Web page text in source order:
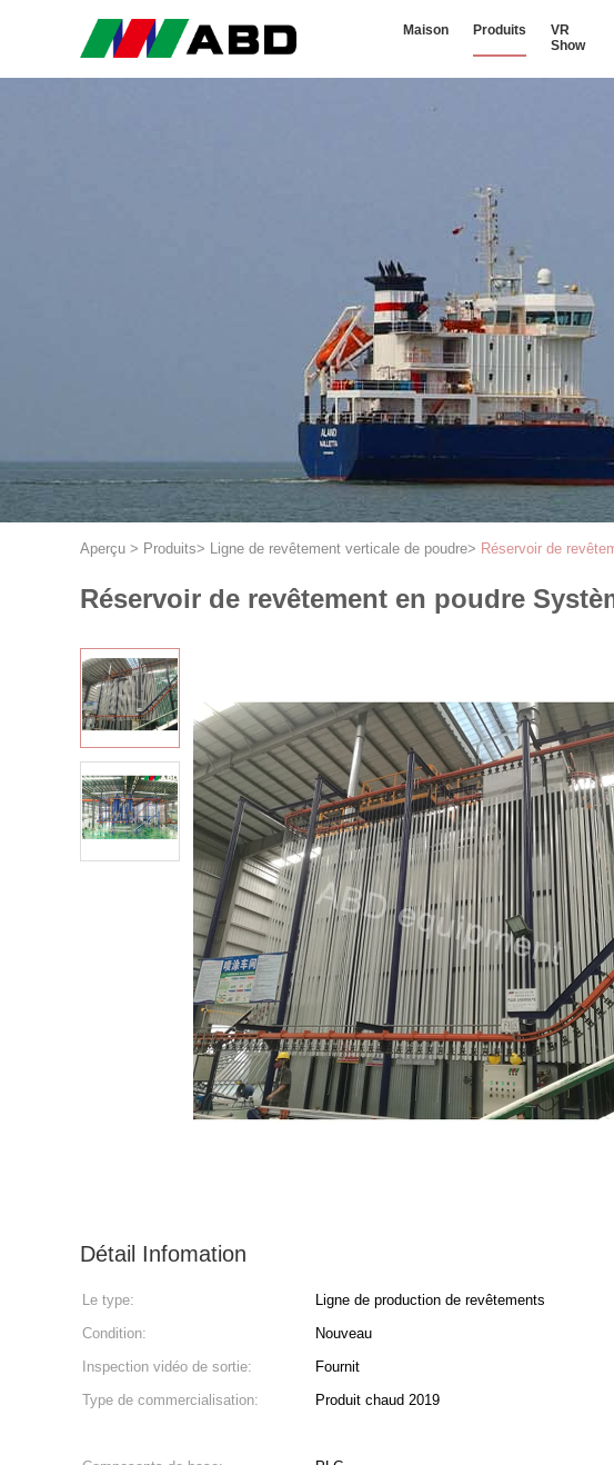
Maison Produits
VR
Show
Aperçu > Produits> Ligne de revêtement verticale de poudre> Réservoir de
Réservoir de revêtement en poudre
Détail Infomation
Le type: Ligne de production de revêtements
Condition:
Nouveau
Inspection vidéo de sortie:
Fournit
Type de commercialisation:
Produit chaud 2019